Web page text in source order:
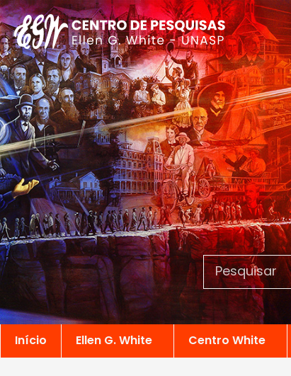
Início Ellen G. White Centro White